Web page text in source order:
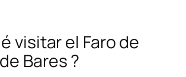
visitar el Faro de
Bares ?